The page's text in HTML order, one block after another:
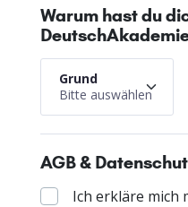
Warum hast du
Grund
Bitte auswählen
AGB &
Ich erkläre mich